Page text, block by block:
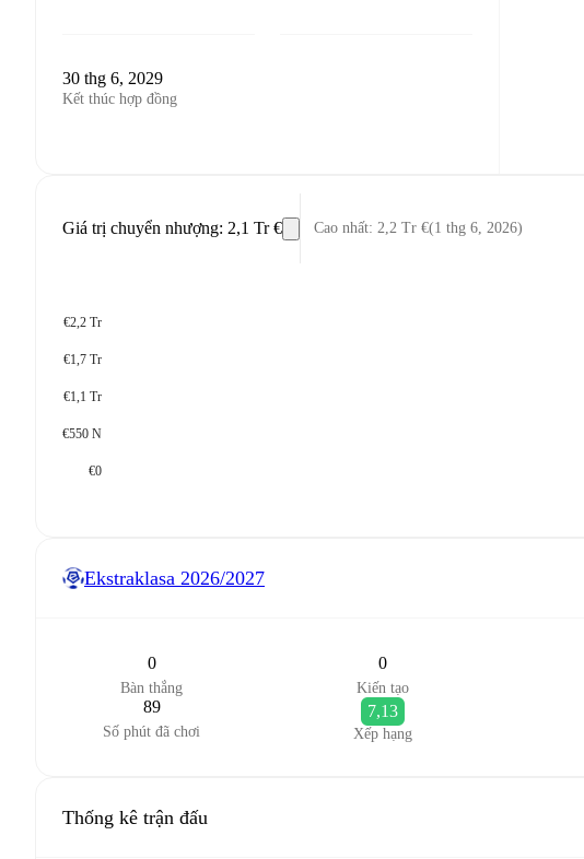
30 thg 6, 2029
Kết thúc hợp đồng
Giá trị chuyển nhượng: 2,1 Tr € Cao nhất: 2,2 Tr €(1 thg 6, 2026)
€2,2 Tr
€1,7 Tr
€1,1 Tr
€550 N
€0
Ekstraklasa 2026/2027
0
Bàn thắng
0
Kiến tạo
89
Số phút đã chơi
7,13
Xếp hạng
Thống kê trận đấu